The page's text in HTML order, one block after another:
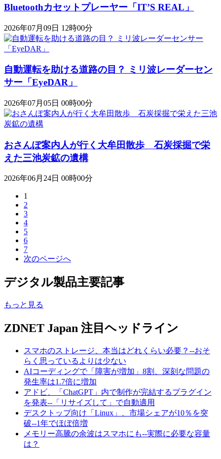
Bluetoothカセットプレーヤー「IT’S REAL」
2026年07月09日 12時00分
自動運転を助ける道路の目？ ミリ波レーダーセン
サー「EyeDAR」
2026年07月05日 00時00分
おさんぽ案内人が行く大牟田散歩 石炭採掘で栄
えた三池炭鉱の遺構
2026年06月24日 00時00分
1
2
3
4
5
6
7
次のページへ
デジタル製品主要記事
もっと見る
ZDNET Japan 注目ヘッドライン
スマホのストレージ、本当はどれくらい必要？--おそ
らく思っているよりは少ない
AIコーディングで「障害が増加」8割、深刻な問題の
発生率は1.7倍に増加
アドビ、「ChatGPT」内で制作が完結するプラグイン
を発表--「リサイズして」で自動適用
デスクトップ向け「Linux」、市場シェアが10％を突
破--1年でほぼ倍増
メモリー高騰の余波はスマホにも--実際に必要な容量
は？